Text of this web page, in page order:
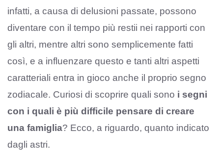
infatti, a causa di delusioni passate, possono
diventare con il tempo più restii nei rapporti con
gli altri, mentre altri sono semplicemente fatti
così, e a influenzare questo e tanti altri aspetti
caratteriali entra in gioco anche il proprio segno
zodiacale. Curiosi di scoprire quali sono i segni
con i quali è più difficile pensare di creare
una famiglia? Ecco, a riguardo, quanto indicato
dagli astri.